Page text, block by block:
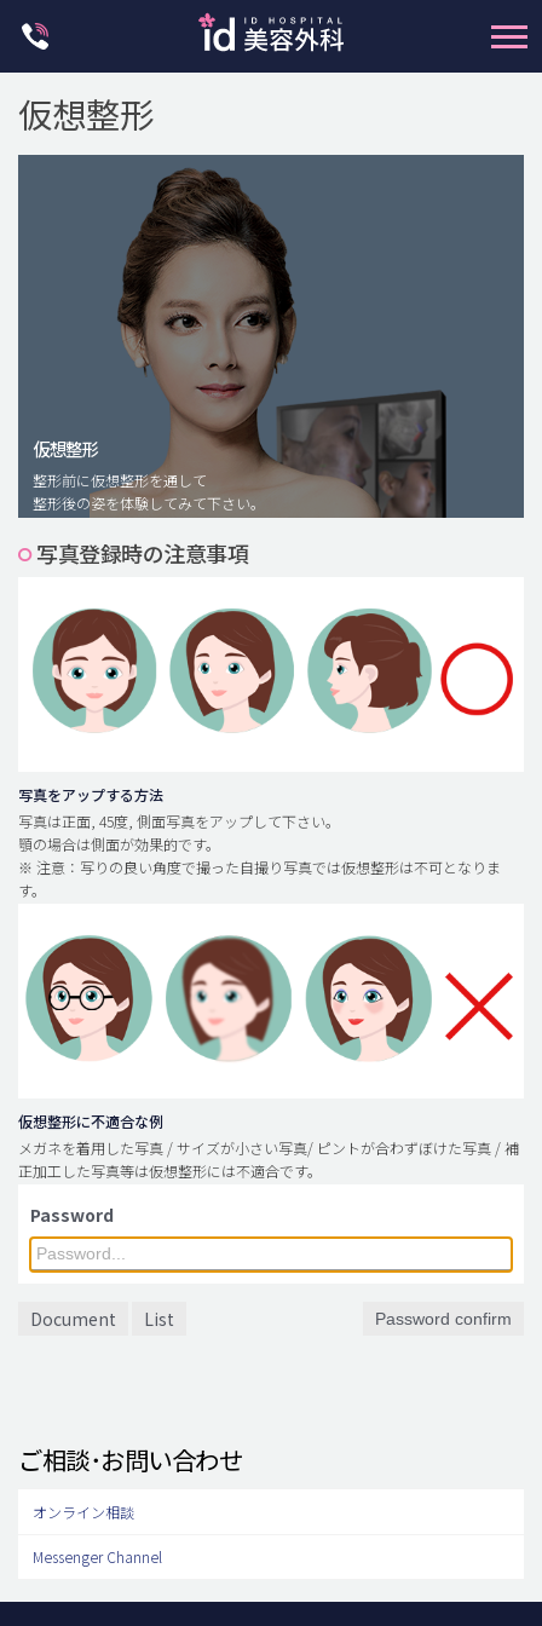
脂肪注入(アンチエイジング)
豊胸手術・バストアップ
プチ整形
メンズ整形
idリアルストーリー
idニュース
安全整形
料金一覧
ご相談のお問い合わせ
仮想整形
仮想整形
整形前に仮想整形を通して
整形後の姿を体験してみて下さい。
写真登録時の注意事項
写真をアップする方法
写真は正面, 45度, 側面写真をアップして下さい。
顎の場合は側面が効果的です。
※ 注意：写りの良い角度で撮った自撮り写真では仮想整形は不可となりま
す。
仮想整形に不適合な例
メガネを着用した写真 / サイズが小さい写真/ ピントが合わずぼけた写真 / 補
正加工した写真等は仮想整形には不適合です。
Password
Document List Password confirm
ご相談･お問い合わせ
オンライン相談
Messenger Channel